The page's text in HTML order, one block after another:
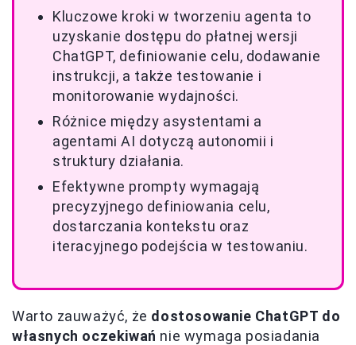
Kluczowe kroki w tworzeniu agenta to
uzyskanie dostępu do płatnej wersji
ChatGPT, definiowanie celu, dodawanie
instrukcji, a także testowanie i
monitorowanie wydajności.
Różnice między asystentami a
agentami AI dotyczą autonomii i
struktury działania.
Efektywne prompty wymagają
precyzyjnego definiowania celu,
dostarczania kontekstu oraz
iteracyjnego podejścia w testowaniu.
Warto zauważyć, że dostosowanie ChatGPT do
własnych oczekiwań nie wymaga posiadania